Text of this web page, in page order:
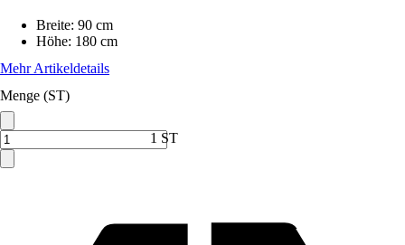
Breite: 90 cm
Höhe: 180 cm
Mehr Artikeldetails
Menge (ST)
1 ST